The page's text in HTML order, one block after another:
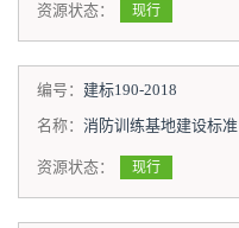
资源状态： 现行
编号： 建标190-2018
名称： 消防训练基地建设标准
资源状态： 现行